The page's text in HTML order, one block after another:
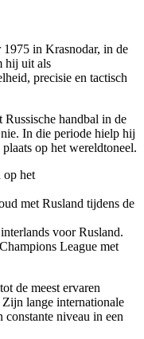
in Krasnodar, in de
hij uit als
precisie en tactisch
handbal in de
In die periode hielp hij
op het wereldtoneel.
op het
met Rusland tijdens de
voor Rusland.
League met
de meest ervaren
lange internationale
constante niveau in een